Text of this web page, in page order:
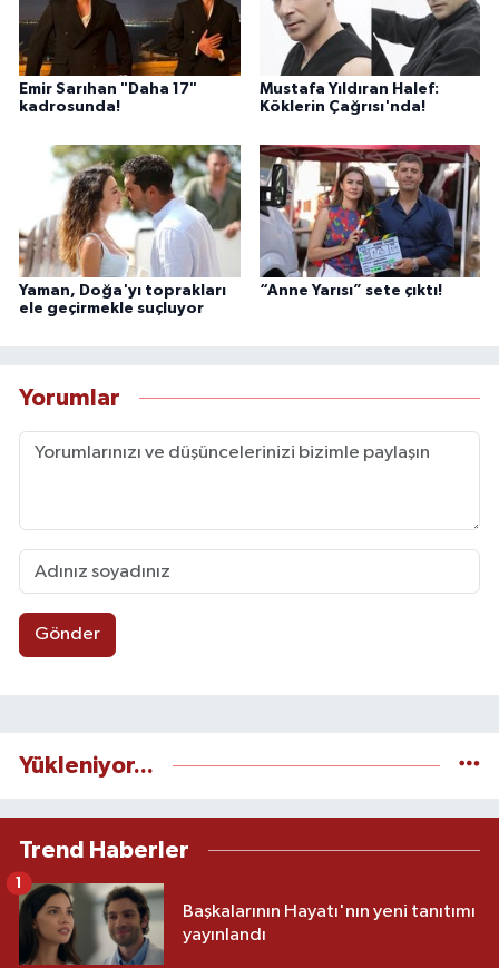
Emir Sarıhan "Daha 17"
kadrosunda!
Mustafa Yıldıran Halef:
Köklerin Çağrısı'nda!
Yaman, Doğa'yı toprakları
ele geçirmekle suçluyor
“Anne Yarısı” sete çıktı!
Yorumlar
Gönder
Yükleniyor...
Trend Haberler
Başkalarının Hayatı'nın yeni tanıtımı
yayınlandı
1